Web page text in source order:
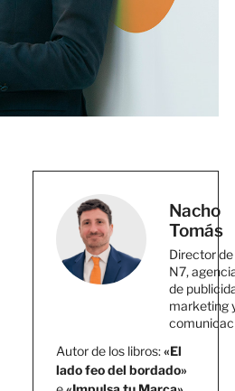
Nacho
Tomás
Director de
N7,
de
marketing
Autor de los libros:«El
lado feo del bordado»